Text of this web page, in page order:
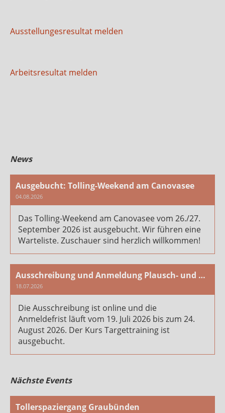
Ausstellungesresultat melden
Arbeitsresultat melden
News
Ausgebucht: Tolling-Weekend am Canovasee
04.08.2026
Das Tolling-Weekend am Canovasee vom 26./27.
September 2026 ist ausgebucht. Wir führen eine
Warteliste. Zuschauer sind herzlich willkommen!
Ausschreibung und Anmeldung Plausch- und Arbeitstag 2026
18.07.2026
Die Ausschreibung ist online und die
Anmeldefrist läuft vom 19. Juli 2026 bis zum 24.
August 2026. Der Kurs Targettraining ist
ausgebucht.
Nächste Events
Tollerspaziergang Graubünden